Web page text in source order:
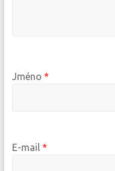
Jméno *
E-mail *